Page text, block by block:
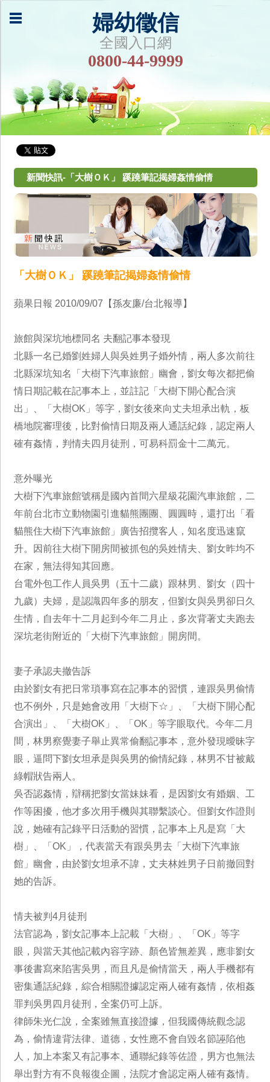
婦幼徵信
全國入口網
0800-44-9999
新聞快訊-「大樹ＯＫ」 蹊蹺筆記揭婦姦情偷情
「大樹ＯＫ」 蹊蹺筆記揭婦姦情偷情
蘋果日報 2010/09/07【孫友廉/台北報導】
旅館與深坑地標同名 夫翻記事本發現
北縣一名已婚劉姓婦人與吳姓男子婚外情，兩人多次前往
北縣深坑知名「大樹下汽車旅館」幽會，劉女每次都把偷
情日期記載在記事本上，並註記「大樹下開心配合演
出」、「大樹OK」等字，劉女後來向丈夫坦承出軌，板
橋地院審理後，比對偷情日期及兩人通話紀錄，認定兩人
確有姦情，判情夫四月徒刑，可易科罰金十二萬元。
意外曝光
大樹下汽車旅館號稱是國內首間六星級花園汽車旅館，二
年前台北市立動物園引進貓熊團團、圓圓時，還打出「看
貓熊住大樹下汽車旅館」廣告招攬客人，知名度迅速竄
升。因前往大樹下開房間被抓包的吳姓情夫、劉女昨均不
在家，無法得知其回應。
台電外包工作人員吳男（五十二歲）跟林男、劉女（四十
九歲）夫婦，是認識四年多的朋友，但劉女與吳男卻日久
生情，自去年十二月起到今年二月止，多次背著丈夫跑去
深坑老街附近的「大樹下汽車旅館」開房間。
妻子承認夫撤告訴
由於劉女有把日常瑣事寫在記事本的習慣，連跟吳男偷情
也不例外，只是她會改用「大樹下☆」、「大樹下開心配
合演出」、「大樹OK」、「OK」等字眼取代。今年二月
間，林男察覺妻子舉止異常偷翻記事本，意外發現曖昧字
眼，逼問下劉女坦承是與吳男的偷情紀錄，林男不甘被戴
綠帽狀告兩人。
吳否認姦情，辯稱把劉女當妹妹看，是因劉女有婚姻、工
作等困擾，他才多次用手機與其聯繫談心。但劉女作證則
說，她確有記錄平日活動的習慣，記事本上凡是寫「大
樹」、「OK」，代表當天有跟吳男去「大樹下汽車旅
館」幽會，由於劉女坦承不諱，丈夫林姓男子日前撤回對
她的告訴。
情夫被判4月徒刑
法官認為，劉女記事本上記載「大樹」、「OK」等字
眼，與當天其他記載內容字跡、顏色皆無差異，應非劉女
事後書寫來陷害吳男，而且凡是偷情當天，兩人手機都有
密集通話紀錄，綜合相關證據認定兩人確有姦情，依相姦
罪判吳男四月徒刑，全案仍可上訴。
律師朱光仁說，全案雖無直接證據，但我國傳統觀念認
為，偷情違背法律、道德，女性應不會自毀名節誣陷他
人，加上本案又有記事本、通聯紀錄等佐證，男方也無法
舉出對方有不良報復企圖，法院才會認定兩人確有姦情。